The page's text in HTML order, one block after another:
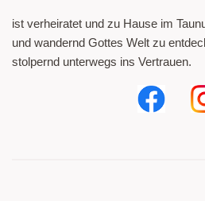
ist verheiratet und zu Hause im
und wandernd Gottes Welt zu
stolpernd unterwegs ins Vertrauen.